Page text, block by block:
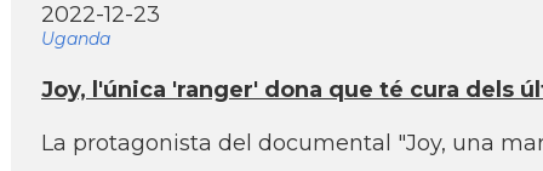
2022-12-23
Uganda
Joy, l'única 'ranger' dona que té cura dels
La protagonista del documental "Joy, una